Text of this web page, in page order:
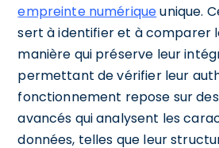
empreinte numériqueunique.
sert à identifier et à comparer
manière qui préserve leur
permettant de vérifier leur
fonctionnement repose sur
avancés qui analysent les
données, telles que leur